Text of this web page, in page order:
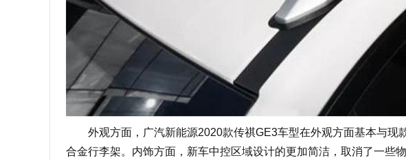
外观方面，广汽新能源2020款传祺GE3车型在外观方面基本与现
合金行李架。内饰方面，新车中控区域设计的更加简洁，取消了一些